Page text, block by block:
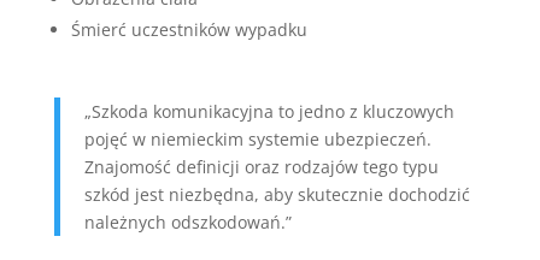
Śmierć uczestników wypadku
„Szkoda komunikacyjna to jedno z kluczowych
pojęć w niemieckim systemie ubezpieczeń.
Znajomość definicji oraz rodzajów tego typu
szkód jest niezbędna, aby skutecznie dochodzić
należnych odszkodowań.”